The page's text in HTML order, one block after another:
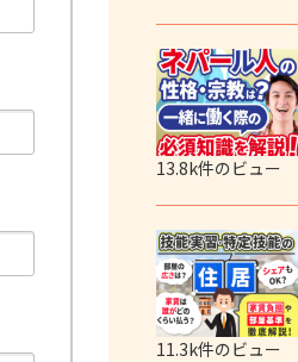
13.8k件のビュー
11.3k件のビュー